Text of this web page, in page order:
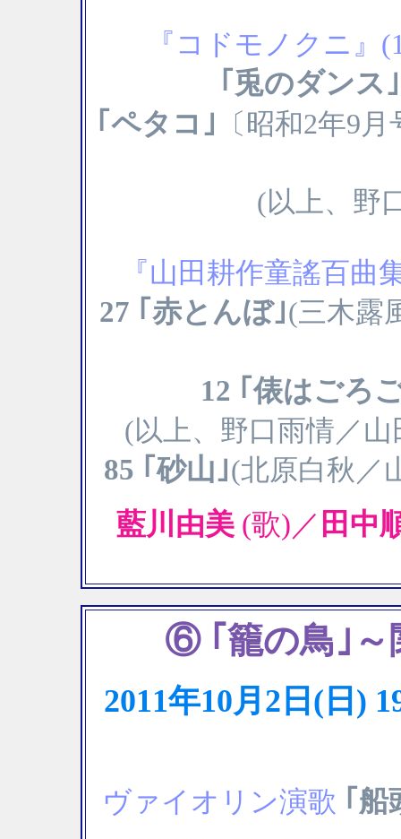
『コドモノクニ』
｢兎のダンス｣
｢ペタコ｣ 〔昭和2年9
(以上、野
『山田耕作童謠百曲
27 ｢赤とんぼ｣(三木露
12 ｢俵はごろ
(以上、野口雨情／山
85 ｢砂山｣(北原白秋／
藍川由美 (歌)／ 田中
⑥ ｢籠の鳥｣～
2011年10月2日(日)
ヴァイオリン演歌 ｢船